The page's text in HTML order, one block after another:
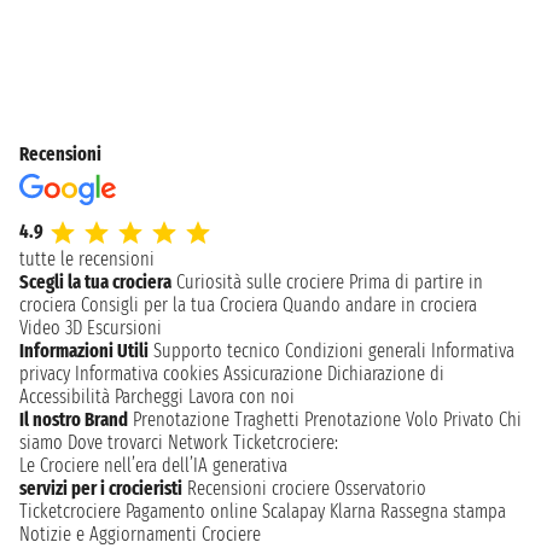
Recensioni
4.9
tutte le recensioni
Scegli la tua crociera Curiosità sulle crociere Prima di partire in
crociera Consigli per la tua Crociera Quando andare in crociera
Video 3D Escursioni
Informazioni Utili Supporto tecnico Condizioni generali Informativa
privacy Informativa cookies Assicurazione Dichiarazione di
Accessibilità Parcheggi Lavora con noi
Il nostro Brand Prenotazione Traghetti Prenotazione Volo Privato Chi
siamo Dove trovarci Network Ticketcrociere:
Le Crociere nell’era dell’IA generativa
servizi per i crocieristi Recensioni crociere Osservatorio
Ticketcrociere Pagamento online Scalapay Klarna Rassegna stampa
Notizie e Aggiornamenti Crociere